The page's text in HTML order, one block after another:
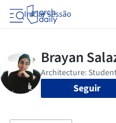
Iniciar sessão
Seguir